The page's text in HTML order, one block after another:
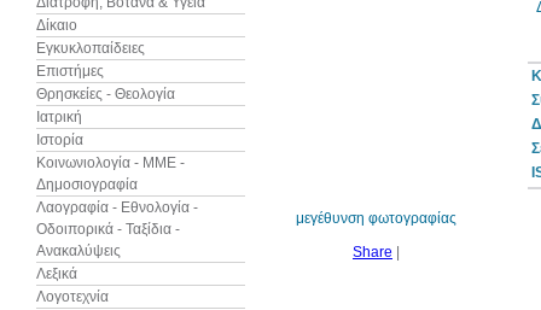
Δίκαιο
Εγκυκλοπαίδειες
Επιστήμες
Θρησκείες - Θεολογία
Ιατρική
Ιστορία
Κοινωνιολογία - ΜΜΕ -
Δημοσιογραφία
Λαογραφία - Εθνολογία -
Οδοιπορικά - Ταξίδια -
Ανακαλύψεις
Λεξικά
Λογοτεχνία
μεγέθυνση φωτογραφίας
Share